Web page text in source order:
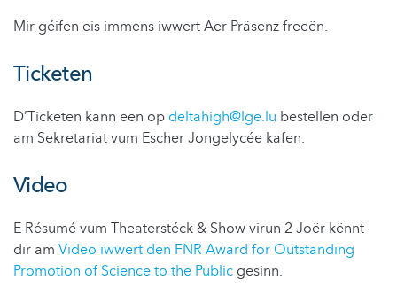
Mir géifen eis immens iwwert Äer Präsenz freeën.
Ticketen
D’Ticketen kann een op deltahigh@lge.lu bestellen oder
am Sekretariat vum Escher Jongelycée kafen.
Video
E Résumé vum Theaterstéck & Show virun 2 Joër kënnt
dir am Video iwwert den FNR Award for Outstanding
Promotion of Science to the Public gesinn.